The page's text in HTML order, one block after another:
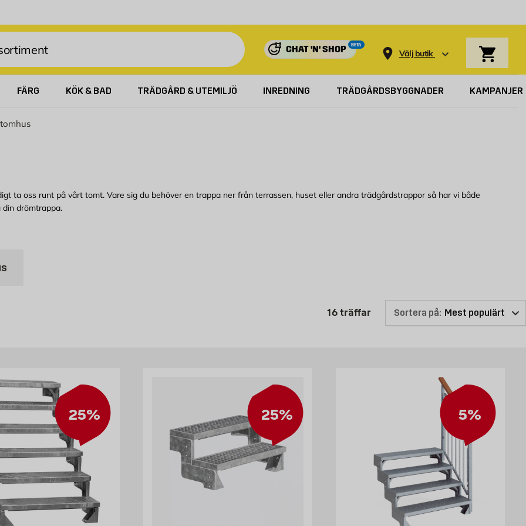
CHAT 'N' SHOP
BETA
Välj butik
FÄRG KÖK & BAD TRÄDGÅRD & UTEMILJÖ INREDNING TRÄDGÅRDSBYGGNADER KAMPANJER
ta oss runt på vårt tomt. Vare sig du behöver en trappa ner från terrassen, huset eller andra trädgårdstrappor så har vi både
drömtrappa.
typer av sten om du tänkt mura upp en stentrappa. Vi har även vangstycken som du kan köpa om du ska bygga en trappa i trä. I vårt
bekvämt från Byggmax. Kom in till din närmaste Byggmax-butik eller kolla här online för att se vilken trappa utomhus som vi kan
16 träffarProduktlistan är uppdaterad:
Sortera på:
25% 25% 5%